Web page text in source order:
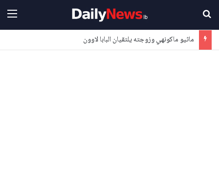
ماثيو ماكونهي وزوجته يلتقيان البابا لاوون